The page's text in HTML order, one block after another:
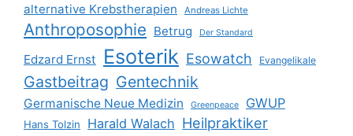
alternative Krebstherapien Andreas Lichte
Anthroposophie Betrug Der Standard
Edzard Ernst Esoterik Esowatch Evangelikale
Gastbeitrag Gentechnik
Germanische Neue Medizin Greenpeace GWUP
Hans Tolzin Harald Walach Heilpraktiker